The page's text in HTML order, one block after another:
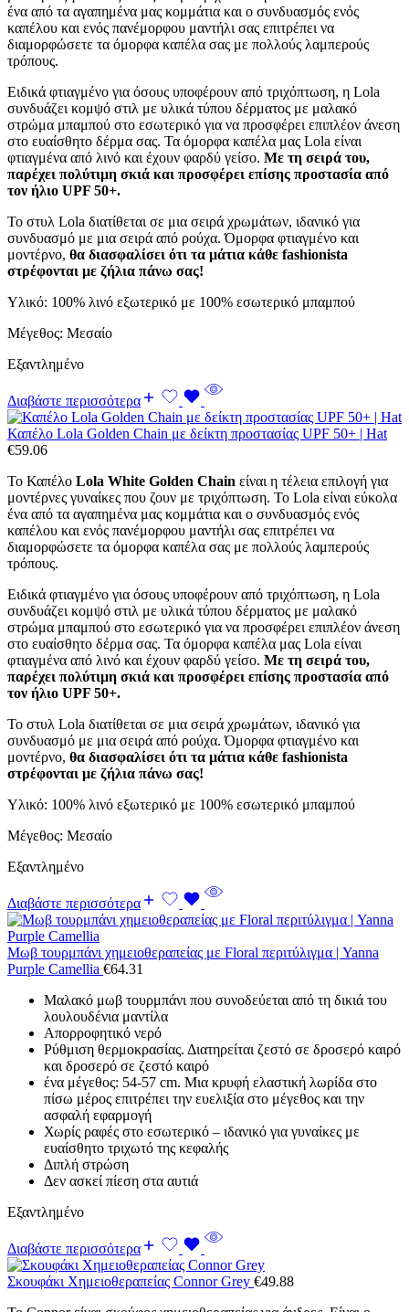
ένα από τα αγαπημένα μας κομμάτια και ο συνδυασμός ενός
καπέλου και ενός πανέμορφου μαντήλι σας επιτρέπει να
διαμορφώσετε τα όμορφα καπέλα σας με πολλούς λαμπερούς
τρόπους.
Ειδικά φτιαγμένο για όσους υποφέρουν από τριχόπτωση, η Lola
συνδυάζει κομψό στιλ με υλικά τύπου δέρματος με μαλακό
στρώμα μπαμπού στο εσωτερικό για να προσφέρει επιπλέον άνεση
στο ευαίσθητο δέρμα σας. Τα όμορφα καπέλα μας Lola είναι
φτιαγμένα από λινό και έχουν φαρδύ γείσο. Με τη σειρά του,
παρέχει πολύτιμη σκιά και προσφέρει επίσης προστασία από
τον ήλιο UPF 50+.
Το στυλ Lola διατίθεται σε μια σειρά χρωμάτων, ιδανικό για
συνδυασμό με μια σειρά από ρούχα. Όμορφα φτιαγμένο και
μοντέρνο, θα διασφαλίσει ότι τα μάτια κάθε fashionista
στρέφονται με ζήλια πάνω σας!
Υλικό: 100% λινό εξωτερικό με 100% εσωτερικό μπαμπού
Μέγεθος: Μεσαίο
Εξαντλημένο
Διαβάστε περισσότερα
Καπέλο Lola Golden Chain με δείκτη προστασίας UPF 50+ | Hat
€59.06
Το Καπέλο Lola White Golden Chain είναι η τέλεια επιλογή για
μοντέρνες γυναίκες που ζουν με τριχόπτωση. Το Lola είναι εύκολα
ένα από τα αγαπημένα μας κομμάτια και ο συνδυασμός ενός
καπέλου και ενός πανέμορφου μαντήλι σας επιτρέπει να
διαμορφώσετε τα όμορφα καπέλα σας με πολλούς λαμπερούς
τρόπους.
Ειδικά φτιαγμένο για όσους υποφέρουν από τριχόπτωση, η Lola
συνδυάζει κομψό στιλ με υλικά τύπου δέρματος με μαλακό
στρώμα μπαμπού στο εσωτερικό για να προσφέρει επιπλέον άνεση
στο ευαίσθητο δέρμα σας. Τα όμορφα καπέλα μας Lola είναι
φτιαγμένα από λινό και έχουν φαρδύ γείσο. Με τη σειρά του,
παρέχει πολύτιμη σκιά και προσφέρει επίσης προστασία από
τον ήλιο UPF 50+.
Το στυλ Lola διατίθεται σε μια σειρά χρωμάτων, ιδανικό για
συνδυασμό με μια σειρά από ρούχα. Όμορφα φτιαγμένο και
μοντέρνο, θα διασφαλίσει ότι τα μάτια κάθε fashionista
στρέφονται με ζήλια πάνω σας!
Υλικό: 100% λινό εξωτερικό με 100% εσωτερικό μπαμπού
Μέγεθος: Μεσαίο
Εξαντλημένο
Διαβάστε περισσότερα
Μωβ τουρμπάνι χημειοθεραπείας με Floral περιτύλιγμα | Yanna
Purple Camellia €64.31
Μαλακό μωβ τουρμπάνι που συνοδεύεται από τη δικιά του
λουλουδένια μαντίλα
Απορροφητικό νερό
Ρύθμιση θερμοκρασίας. Διατηρείται ζεστό σε δροσερό καιρό
και δροσερό σε ζεστό καιρό
ένα μέγεθος: 54-57 cm. Μια κρυφή ελαστική λωρίδα στο
πίσω μέρος επιτρέπει την ευελιξία στο μέγεθος και την
ασφαλή εφαρμογή
Χωρίς ραφές στο εσωτερικό – ιδανικό για γυναίκες με
ευαίσθητο τριχωτό της κεφαλής
Διπλή στρώση
Δεν ασκεί πίεση στα αυτιά
Εξαντλημένο
Διαβάστε περισσότερα
Σκουφάκι Χημειοθεραπείας Connor Grey €49.88